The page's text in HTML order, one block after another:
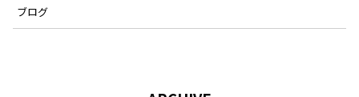
ブログ